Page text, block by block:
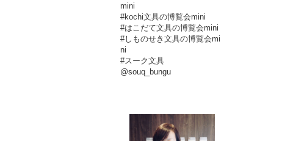
mini
#kochi文具の博覧会mini
#はこだて文具の博覧会mini
#しものせき文具の博覧会mi
ni
#スーク文具
@souq_bungu